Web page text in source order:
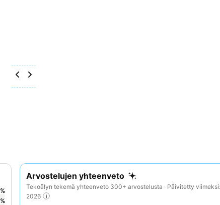
Arvostelujen yhteenveto
Tekoälyn tekemä yhteenveto 300+ arvostelusta · Päivitetty
2026
%
%